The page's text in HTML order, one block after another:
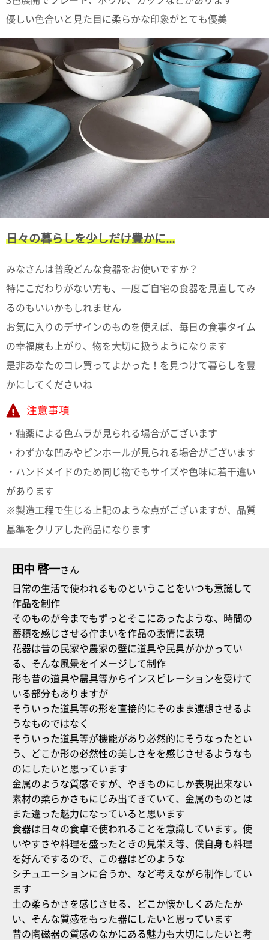
優しい色合いと見た目に柔らかな印象がとても優美
日々の暮らしを少しだけ豊かに...
みなさんは普段どんな食器をお使いですか？
特にこだわりがない方も、一度ご自宅の食器を見直してみ
るのもいいかもしれません
お気に入りのデザインのものを使えば、毎日の食事タイム
の幸福度も上がり、物を大切に扱うようになります
是非あなたのコレ買ってよかった！を見つけて暮らしを豊
かにしてくださいね
注意事項
・釉薬による色ムラが見られる場合がございます
・わずかな凹みやピンホールが見られる場合がございます
・ハンドメイドのため同じ物でもサイズや色味に若干違い
があります
※製造工程で生じる上記のような点がございますが、品質
基準をクリアした商品になります
田中 啓一さん
日常の生活で使われるものということをいつも意識して
作品を制作
そのものが今までもずっとそこにあったような、時間の
蓄積を感じさせる佇まいを作品の表情に表現
花器は昔の民家や農家の壁に道具や民具がかかってい
る、そんな風景をイメージして制作
形も昔の道具や農具等からインスピレーションを受けて
いる部分もありますが
そういった道具等の形を直接的にそのまま連想させるよ
うなものではなく
そういった道具等が機能があり必然的にそうなったとい
う、どこか形の必然性の美しさをを感じさせるようなも
のにしたいと思っています
金属のような質感ですが、やきものにしか表現出来ない
素材の柔らかさもにじみ出てきていて、金属のものとは
また違った魅力になっていると思います
食器は日々の食卓で使われることを意識しています。使
いやすさや料理を盛ったときの見栄え等、僕自身も料理
を好んでするので、この器はどのような
シチュエーションに合うか、など考えながら制作してい
ます
土の柔らかさを感じさせる、どこか懐かしくあたたか
い、そんな質感をもった器にしたいと思っています
昔の陶磁器の質感のなかにある魅力も大切にしたいと考